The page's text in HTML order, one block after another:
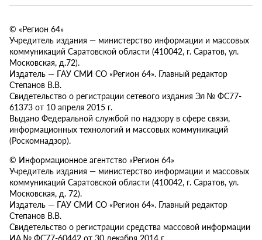
© «Регион 64»
Учредитель издания — министерство информации и массовых
коммуникаций Саратовской области (410042, г. Саратов, ул.
Московская, д.72).
Издатель — ГАУ СМИ СО «Регион 64». Главный редактор
Степанов В.В.
Свидетельство о регистрации сетевого издания Эл № ФС77-
61373 от 10 апреля 2015 г.
Выдано Федеральной службой по надзору в сфере связи,
информационных технологий и массовых коммуникаций
(Роскомнадзор).
© Информационное агентство «Регион 64»
Учредитель издания — министерство информации и массовых
коммуникаций Саратовской области (410042, г. Саратов, ул.
Московская, д. 72).
Издатель — ГАУ СМИ СО «Регион 64». Главный редактор
Степанов В.В.
Свидетельство о регистрации средства массовой информации
ИА № ФС77-60442 от 30 декабря 2014 г.